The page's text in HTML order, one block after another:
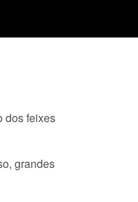
dos feixes
grandes